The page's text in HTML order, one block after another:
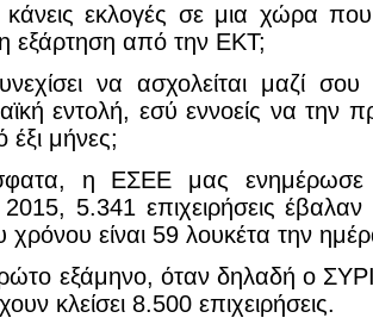
εκλογές σε μια χώρα που
εξάρτηση από την ΕΚΤ;
να ασχολείται μαζί
εντολή, εσύ εννοείς να την
έξι μήνες;
η ΕΣΕΕ μας
2015, 5.341 επιχειρήσεις
χρόνου είναι 59 λουκέτα την
εξάμηνο, όταν δηλαδή ο
κλείσει 8.500 επιχειρήσεις.